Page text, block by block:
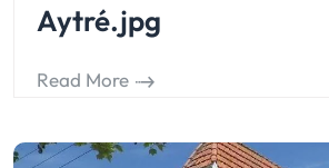
Aytré.jpg
Read More